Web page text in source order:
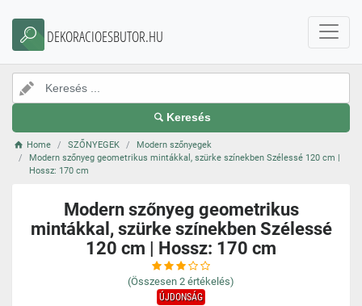
DEKORACIOESBUTOR.HU
Keresés
Home SZŐNYEGEK
Modern szőnyegek
Modern szőnyeg geometrikus mintákkal, szürke színekben Szélessé 120 cm |
Hossz: 170 cm
Modern szőnyeg geometrikus
mintákkal, szürke színekben Szélessé
120 cm | Hossz: 170 cm
(Összesen 2 értékelés)
ÚJDONSÁG